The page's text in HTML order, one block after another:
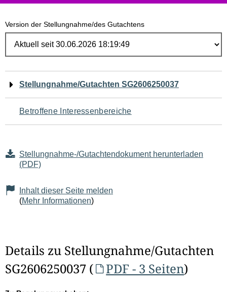
Version der Stellungnahme/des Gutachtens
Navigation
für
den
Seiteninhalt
Stellungnahme/Gutachten SG2606250037
Betroffene Interessenbereiche
Stellungnahme-/Gutachtendokument herunterladen
(PDF)
Inhalt dieser Seite melden
(Mehr Informationen)
Details zu Stellungnahme/Gutachten
SG2606250037 (
PDF - 3 Seiten)